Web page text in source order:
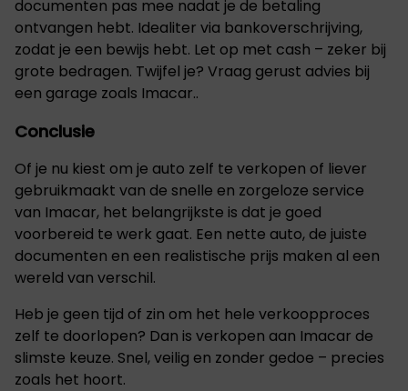
documenten pas mee nadat je de betaling
ontvangen hebt. Idealiter via bankoverschrijving,
zodat je een bewijs hebt. Let op met cash – zeker bij
grote bedragen. Twijfel je? Vraag gerust advies bij
een garage zoals Imacar..
Conclusie
Of je nu kiest om je auto zelf te verkopen of liever
gebruikmaakt van de snelle en zorgeloze service
van Imacar, het belangrijkste is dat je goed
voorbereid te werk gaat. Een nette auto, de juiste
documenten en een realistische prijs maken al een
wereld van verschil.
Heb je geen tijd of zin om het hele verkoopproces
zelf te doorlopen? Dan is verkopen aan Imacar de
slimste keuze. Snel, veilig en zonder gedoe – precies
zoals het hoort.